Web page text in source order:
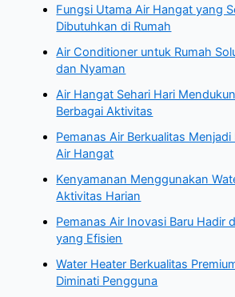
Fungsi Utama Air Hangat yang
Dibutuhkan di Rumah
Air Conditioner untuk Rumah
dan Nyaman
Air Hangat Sehari Hari
Berbagai Aktivitas
Pemanas Air Berkualitas
Air Hangat
Kenyamanan Menggunakan
Aktivitas Harian
Pemanas Air Inovasi Baru Hadir
yang Efisien
Water Heater Berkualitas
Diminati Pengguna